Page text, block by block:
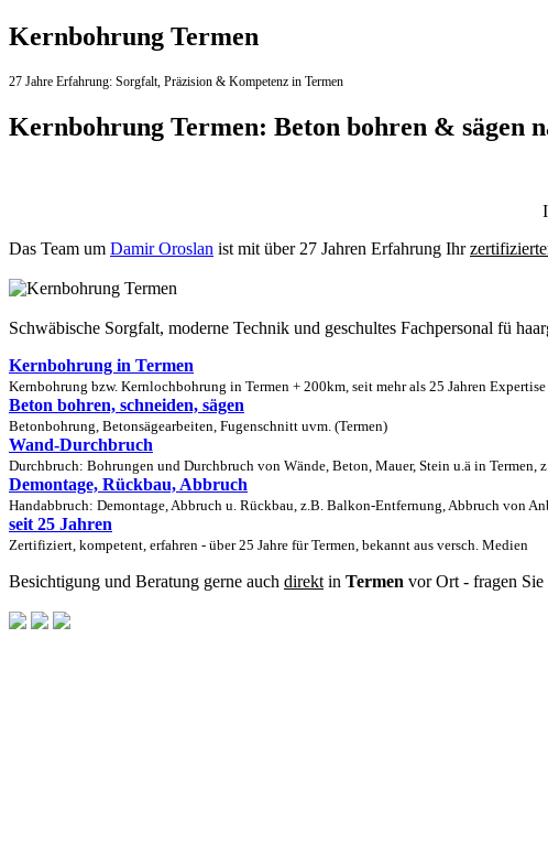
Kernbohrung Termen
27 Jahre Erfahrung: Sorgfalt, Präzision & Kompetenz in Termen
Kernbohrung Termen: Beton bohren & sägen
Das Team um Damir Oroslan ist mit über 27 Jahren Erfahrung Ihr
Schwäbische Sorgfalt, moderne Technik und geschultes Fachpersonal fü
Kernbohrung in Termen
Kernbohrung bzw. Kernlochbohrung in Termen + 200km, seit mehr als 25 Jahren
Beton bohren, schneiden, sägen
Betonbohrung, Betonsägearbeiten, Fugenschnitt uvm. (Termen)
Wand-Durchbruch
Durchbruch: Bohrungen und Durchbruch von Wände, Beton, Mauer, Stein u.ä in
Demontage, Rückbau, Abbruch
Handabbruch: Demontage, Abbruch u. Rückbau, z.B. Balkon-Entfernung, Abbruch von
seit 25 Jahren
Zertifiziert, kompetent, erfahren - über 25 Jahre für Termen, bekannt aus versch. Medien
Besichtigung und Beratung gerne auch direkt in Termen vor Ort - fragen Sie